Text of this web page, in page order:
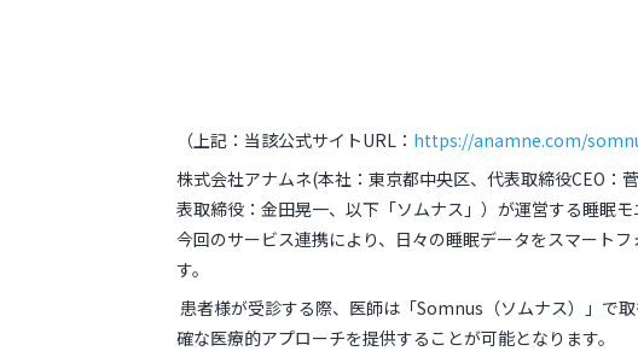
（上記：当該公式サイトURL： https://anamne.com/
株式会社アナムネ(本社：東京都中央区、代表取締役CEO
表取締役：金田晃一、以下「ソムナス」）が運営する睡眠
今回のサービス連携により、日々の睡眠データをスマート
す。
患者様が受診する際、医師は「Somnus（ソムナス）」で
確な医療的アプローチを提供することが可能となります。